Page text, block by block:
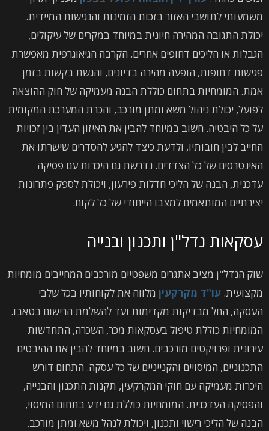
משמעותי לתושבי האזור בזכות הזמינות והנגישות המיידית.
יכולת התגובה המהירה חיונית במיוחד במקרים של עיקולים,
הגבלות או הליכים דחופים אחרים. הקרבה הגיאוגרפית מאפשרת
פגישות דחופות, הופעה מהירה בדיונים, והגשת בקשות בזמן
אמת. המומחיות בתחום כוללת הבנה מעמיקה של חוק ההוצאה
לפועל, יכולת ניהול משא ומתן מורכב, והכרת המערכת המקומית
על כל היבטיה. חשוב במיוחד להבין את האיזון העדין בין זכויות
החייב לבין חובותיו, ולדעת כיצד להגיע להסדרים שישרתו את
האינטרסים של כל הצדדים. נדרשת גם היכרות עם פסיקה
עדכנית, הבנה של הליכי חדלות פירעון, ויכולת לספק פתרונות
יצירתיים המותאמים למצבו הייחודי של כל לקוח.
עסקאות נדל"ן ותכנון ובנייה
שוק הנדל"ן מציב אתגרים משפטיים מורכבים המחייבים מומחיות
מקצועית. עו"ד מקרקעין מלווה את לקוחותיו בכל שלבי
העסקה, החל מבדיקות מקדימות ועד להשלמת הרישום בטאבו.
המומחיות כוללת טיפול בעסקאות מכר, השכרה, התחדשות
עירונית ופרויקטים מורכבים. חשוב במיוחד להבין את ההיבטים
התכנוניים, המיסויים והקנייניים של כל עסקה. התחום דורש
היכרות מעמיקה עם חוקי המקרקעין, תקנות התכנון והבנייה,
והפסיקה העדכנית. המומחיות כוללת גם ידע בתחום המיסוי,
הבנה של הליכי רישוי ותכנון, ויכולת לנהל משא ומתן מורכב.